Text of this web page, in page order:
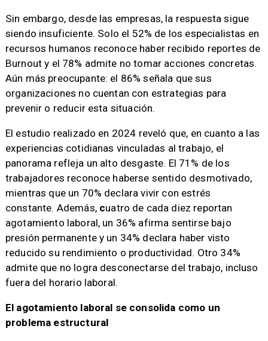
Sin embargo, desde las empresas, la respuesta sigue
siendo insuficiente. Solo el 52% de los especialistas en
recursos humanos reconoce haber recibido reportes de
Burnout y el 78% admite no tomar acciones concretas.
Aún más preocupante: el 86% señala que sus
organizaciones no cuentan con estrategias para
prevenir o reducir esta situación.
El estudio realizado en 2024 reveló que, en cuanto a las
experiencias cotidianas vinculadas al trabajo, el
panorama refleja un alto desgaste. El 71% de los
trabajadores reconoce haberse sentido desmotivado,
mientras que un 70% declara vivir con estrés
constante. Además, cuatro de cada diez reportan
agotamiento laboral, un 36% afirma sentirse bajo
presión permanente y un 34% declara haber visto
reducido su rendimiento o productividad. Otro 34%
admite que no logra desconectarse del trabajo, incluso
fuera del horario laboral.
El agotamiento laboral se consolida como un
problema estructural